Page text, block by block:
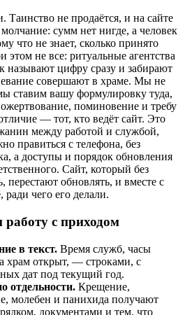
не продаётся, и на сайте
сумм нет нигде, а человек
что не знает, сколько принято
этом не все: ритуальные агентства
называют цифру сразу и забирают
совершают в храме. Мы не
вашу формулировку туда,
поминовение и требу
— тот, кто ведёт сайт. Это
между работой и службой,
правиться с телефона, без
а доступы и порядок обновления
Сайт, который без
перестают обновлять, и вместе с
чего его делали.
с приходом
в текст. Время служб, часы
храм открыт, — строками, с
дат под текущий год.
отдельности. Крещение,
молебен и панихида получают
документами и тем, что